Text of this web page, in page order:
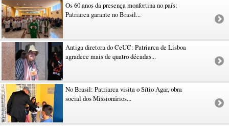
Os 60 anos da presença monfortina no país:
Patriarca garante no Brasil...
Antiga diretora do CeUC: Patriarca de Lisboa
agradece mais de quatro décadas...
No Brasil: Patriarca visita o Sítio Agar, obra
social dos Missionários...